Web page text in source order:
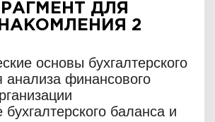
ДЛЯ
2
основы бухгалтерского
анализа финансового
баланса и